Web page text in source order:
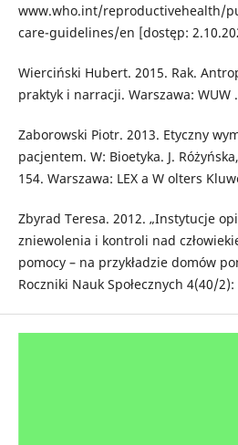
www.who.int/reproductivehealth/
care-guidelines/en [dostęp:
Wierciński Hubert. 2015. Rak.
praktyk i narracji. Warszawa: WUW .
Zaborowski Piotr. 2013. Etyczny
pacjentem. W: Bioetyka. J.
154. Warszawa: LEX a W olters
Zbyrad Teresa. 2012. „Instytucje
zniewolenia i kontroli nad
pomocy – na przykładzie domów
Roczniki Nauk Społecznych 4(40/2):